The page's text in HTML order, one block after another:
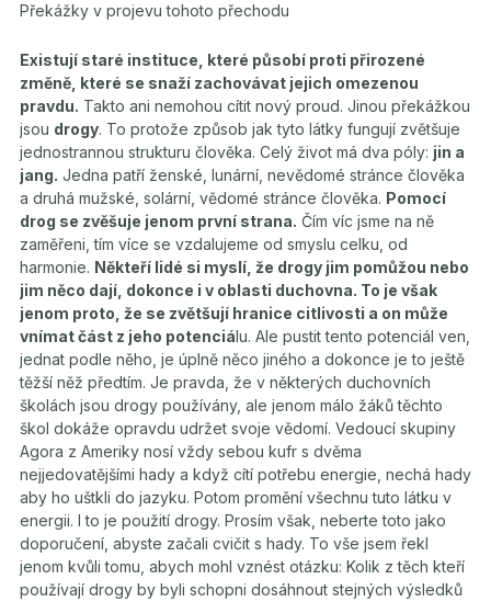
Překážky v projevu tohoto přechodu
Existují staré instituce, které působí proti přirozené
změně, které se snaží zachovávat jejich omezenou
pravdu. Takto ani nemohou cítit nový proud. Jinou překážkou
jsou drogy. To protože způsob jak tyto látky fungují zvětšuje
jednostrannou strukturu člověka. Celý život má dva póly: jin a
jang. Jedna patří ženské, lunární, nevědomé stránce člověka
a druhá mužské, solární, vědomé stránce člověka. Pomocí
drog se zvěšuje jenom první strana. Čím víc jsme na ně
zaměřeni, tím více se vzdalujeme od smyslu celku, od
harmonie. Někteří lidé si myslí, že drogy jim pomůžou nebo
jim něco dají, dokonce i v oblasti duchovna. To je však
jenom proto, že se zvětšují hranice citlivosti a on může
vnímat část z jeho potenciálu. Ale pustit tento potenciál ven,
jednat podle něho, je úplně něco jiného a dokonce je to ještě
těžší něž předtím. Je pravda, že v některých duchovních
školách jsou drogy používány, ale jenom málo žáků těchto
škol dokáže opravdu udržet svoje vědomí. Vedoucí skupiny
Agora z Ameriky nosí vždy sebou kufr s dvěma
nejjedovatějšími hady a když cítí potřebu energie, nechá hady
aby ho uštkli do jazyku. Potom promění všechnu tuto látku v
energii. I to je použití drogy. Prosím však, neberte toto jako
doporučení, abyste začali cvičit s hady. To vše jsem řekl
jenom kvůli tomu, abych mohl vznést otázku: Kolik z těch kteří
používají drogy by byli schopni dosáhnout stejných výsledků